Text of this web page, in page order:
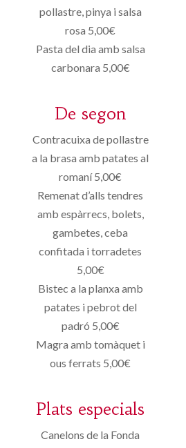
pollastre, pinya i salsa
rosa 5,00€
Pasta del dia amb salsa
carbonara 5,00€
De segon
Contracuixa de pollastre
a la brasa amb patates al
romaní 5,00€
Remenat d’alls tendres
amb espàrrecs, bolets,
gambetes, ceba
confitada i torradetes
5,00€
Bistec a la planxa amb
patates i pebrot del
padró 5,00€
Magra amb tomàquet i
ous ferrats 5,00€
Plats especials
Canelons de la Fonda